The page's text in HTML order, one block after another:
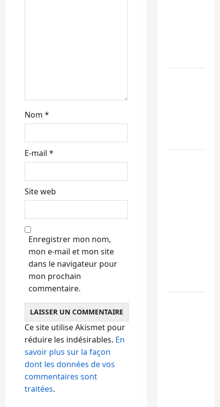
Nom *
E-mail *
Site web
Enregistrer mon nom,
mon e-mail et mon site
dans le navigateur pour
mon prochain
commentaire.
Ce site utilise Akismet pour
réduire les indésirables. En
savoir plus sur la façon
dont les données de vos
commentaires sont
traitées.